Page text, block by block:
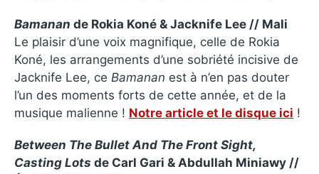
Bamanan de Rokia Koné & Jacknife Lee // Mali
Le plaisir d’une voix magnifique, celle de Rokia
Koné, les arrangements d’une sobriété incisive de
Jacknife Lee, ce Bamanan est à n’en pas douter
l’un des moments forts de cette année, et de la
musique malienne ! Notre article et le disque ici !
Between The Bullet And The Front Sight,
Casting Lots de Carl Gari & Abdullah Miniawy //